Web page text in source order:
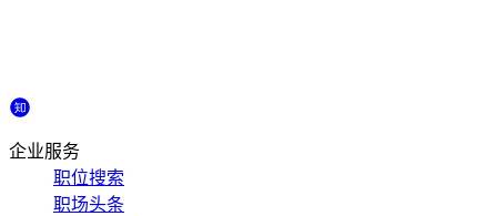
企业服务
职位搜索
职场头条